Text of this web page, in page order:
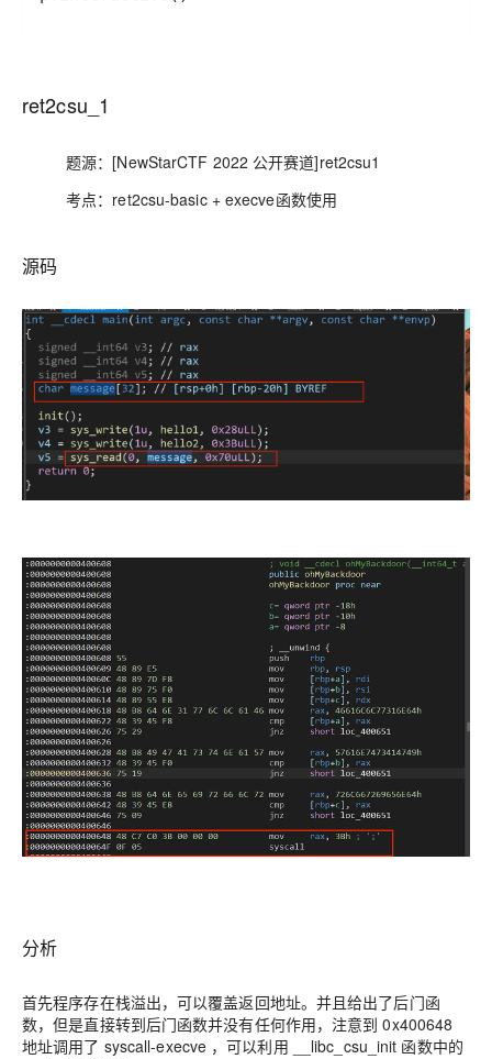
ret2csu_1
题源：[NewStarCTF 2022 公开赛道]ret2csu1
考点：ret2csu-basic + execve函数使用
源码
分析
首先程序存在栈溢出，可以覆盖返回地址。并且给出了后门函
数，但是直接转到后门函数并没有任何作用，注意到 0x400648
地址调用了 syscall-execve ，可以利用 __libc_csu_init 函数中的